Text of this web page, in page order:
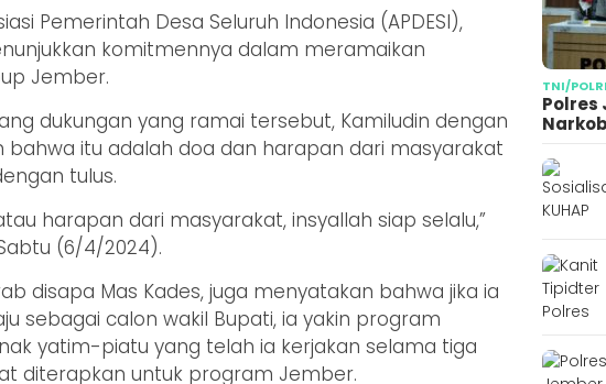
Pemerintah Desa Seluruh Indonesia (APDESI),
komitmennya dalam meramaikan
Jember.
dukungan yang ramai tersebut, Kamiludin dengan
bahwa itu adalah doa dan harapan dari masyarakat
tulus.
harapan dari masyarakat, insyallah siap selalu,”
(6/4/2024).
disapa Mas Kades, juga menyatakan bahwa jika ia
sebagai calon wakil Bupati, ia yakin program
yatim-piatu yang telah ia kerjakan selama tiga
diterapkan untuk program Jember.
TNI/POLRI
Polres